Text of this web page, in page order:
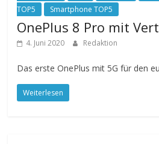
TOP5
Smartphone TOP5
OnePlus 8 Pro mit
4. Juni 2020 Redaktion
Das erste OnePlus mit 5G für den
Weiterlesen